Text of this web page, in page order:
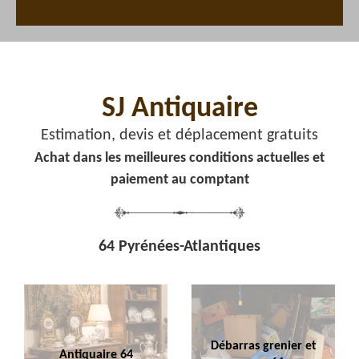
SJ Antiquaire
Estimation, devis et déplacement gratuits
Achat dans les meilleures conditions actuelles et
paiement au comptant
64 Pyrénées-Atlantiques
Antiquaire 64
Débarras grenier et